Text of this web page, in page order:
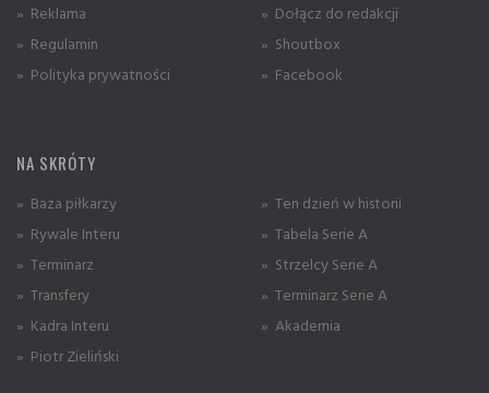
» Reklama
» Regulamin
» Polityka prywatności
» Dołącz do redakcji
» Shoutbox
» Facebook
NA SKRÓTY
» Baza piłkarzy
» Rywale Interu
» Terminarz
» Transfery
» Kadra Interu
» Piotr Zieliński
» Ten dzień w historii
» Tabela Serie A
» Strzelcy Serie A
» Terminarz Serie A
» Akademia